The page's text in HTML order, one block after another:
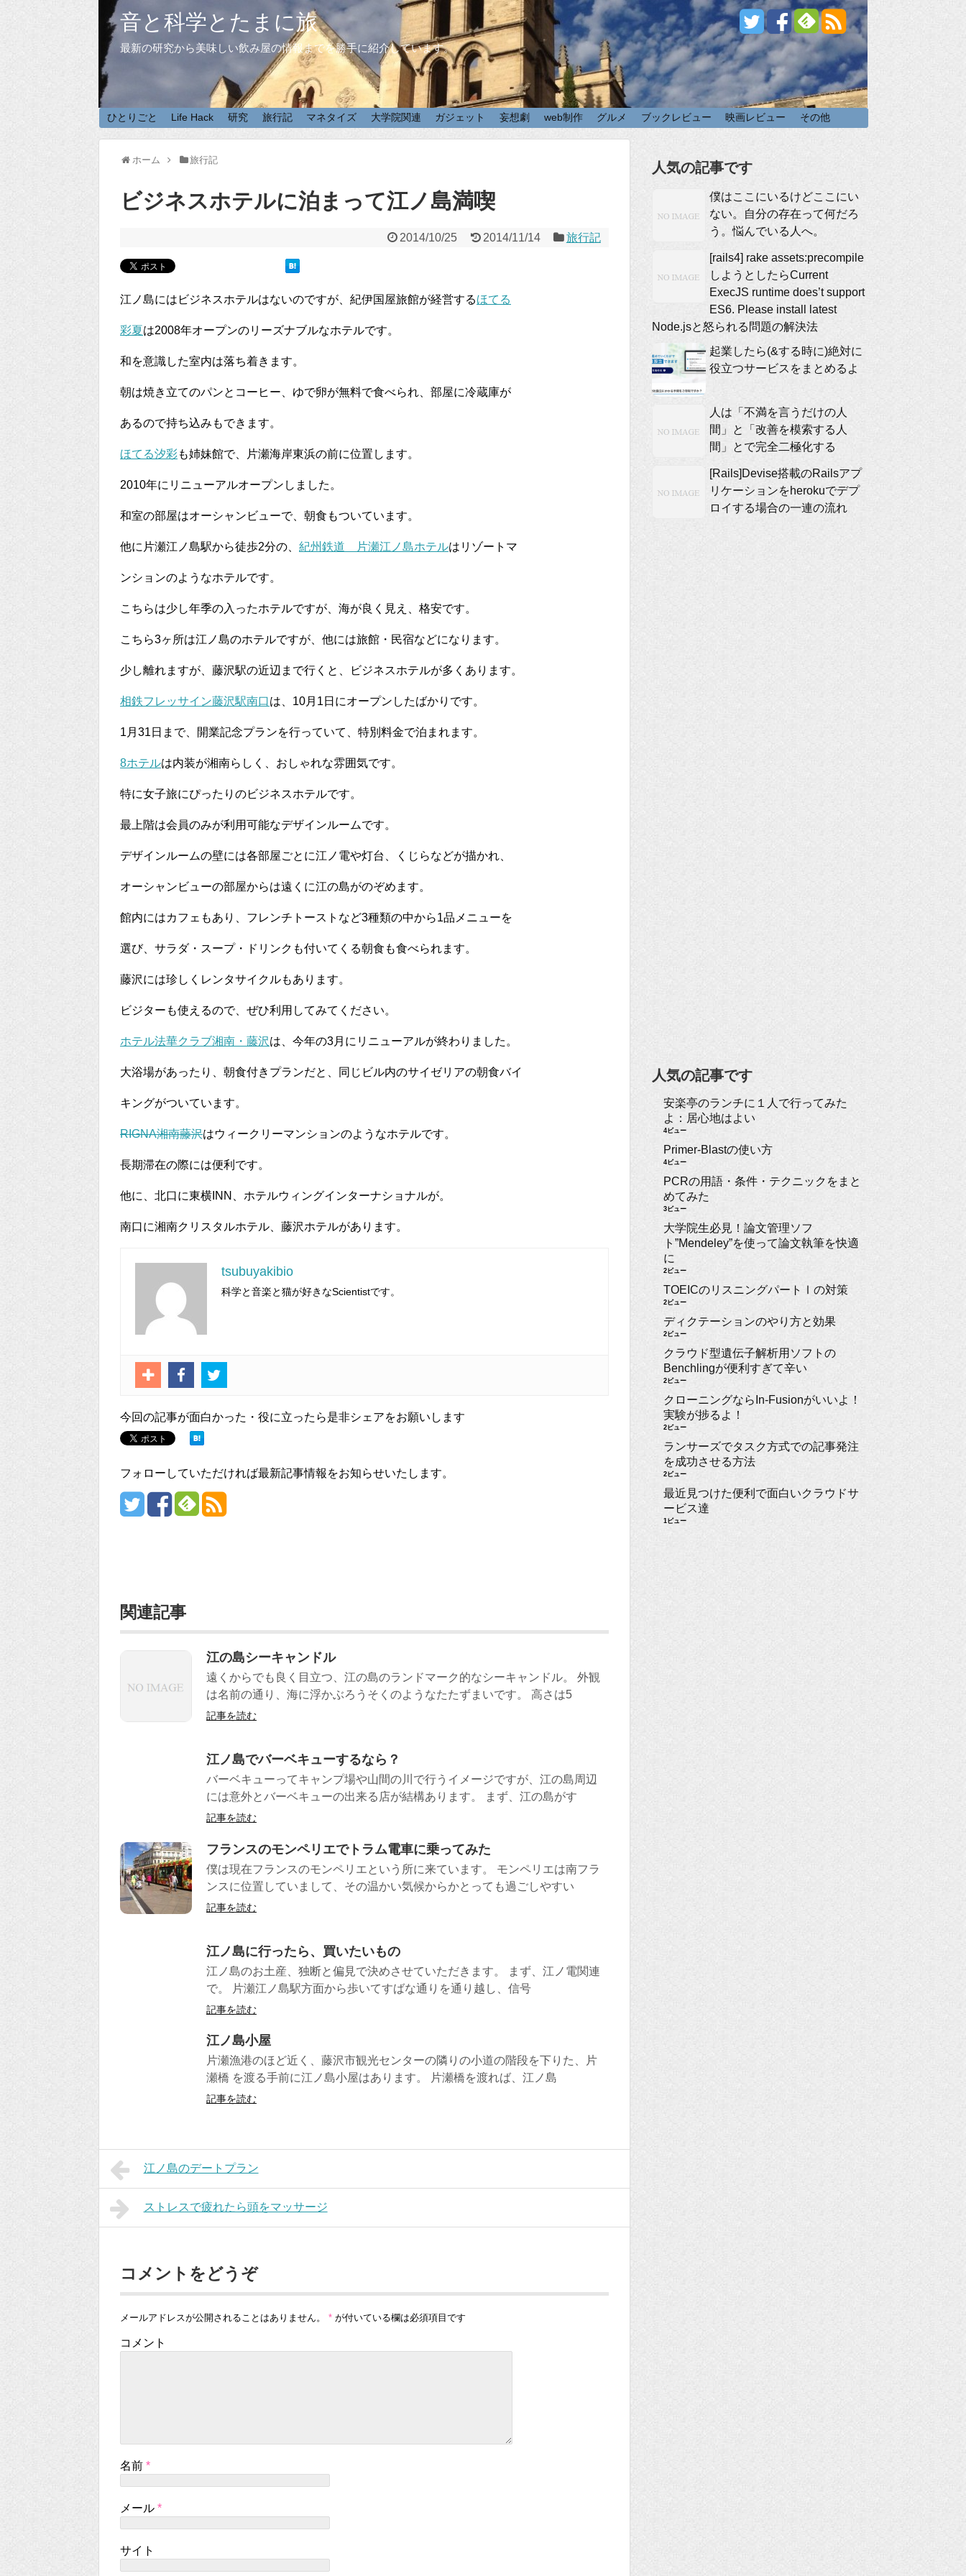
音と科学とたまに旅
最新の研究から美味しい飲み屋の情報までを勝手に紹介しています。
ひとりごと Life Hack 研究 旅行記 マネタイズ 大学院関連 ガジェット 妄想劇 web制作 グルメ ブックレビュー 映画レビュー その他
ホーム 旅行記
ビジネスホテルに泊まって江ノ島満喫
2014/10/25 2014/11/14 旅行記
江ノ島にはビジネスホテルはないのですが、紀伊国屋旅館が経営するほてる
彩夏は2008年オープンのリーズナブルなホテルです。
和を意識した室内は落ち着きます。
朝は焼き立てのパンとコーヒー、ゆで卵が無料で食べられ、部屋に冷蔵庫が
あるので持ち込みもできます。
ほてる汐彩も姉妹館で、片瀬海岸東浜の前に位置します。
2010年にリニューアルオープンしました。
和室の部屋はオーシャンビューで、朝食もついています。
他に片瀬江ノ島駅から徒歩2分の、 紀州鉄道 片瀬江ノ島ホテルはリゾートマ
ンションのようなホテルです。
こちらは少し年季の入ったホテルですが、海が良く見え、格安です。
こちら3ヶ所は江ノ島のホテルですが、他には旅館・民宿などになります。
少し離れますが、藤沢駅の近辺まで行くと、ビジネスホテルが多くあります。
相鉄フレッサイン藤沢駅南口は、10月1日にオープンしたばかりです。
1月31日まで、開業記念プランを行っていて、特別料金で泊まれます。
8ホテルは内装が湘南らしく、おしゃれな雰囲気です。
特に女子旅にぴったりのビジネスホテルです。
最上階は会員のみが利用可能なデザインルームです。
デザインルームの壁には各部屋ごとに江ノ電や灯台、くじらなどが描かれ、
オーシャンビューの部屋からは遠くに江の島がのぞめます。
館内にはカフェもあり、フレンチトーストなど3種類の中から1品メニューを
選び、サラダ・スープ・ドリンクも付いてくる朝食も食べられます。
藤沢には珍しくレンタサイクルもあります。
ビジターも使えるので、ぜひ利用してみてください。
ホテル法華クラブ湘南・藤沢は、今年の3月にリニューアルが終わりました。
大浴場があったり、朝食付きプランだと、同じビル内のサイゼリアの朝食バイ
キングがついています。
RIGNA湘南藤沢はウィークリーマンションのようなホテルです。
長期滞在の際には便利です。
他に、北口に東横INN、ホテルウィングインターナショナルが。
南口に湘南クリスタルホテル、藤沢ホテルがあります。
tsubuyakibio
科学と音楽と猫が好きなScientistです。
今回の記事が面白かった・役に立ったら是非シェアをお願いします
フォローしていただければ最新記事情報をお知らせいたします。
関連記事
江の島シーキャンドル
遠くからでも良く目立つ、江の島のランドマーク的なシーキャンドル。 外観
は名前の通り、海に浮かぶろうそくのようなたたずまいです。 高さは5
記事を読む
江ノ島でバーベキューするなら？
バーベキューってキャンプ場や山間の川で行うイメージですが、江の島周辺
には意外とバーベキューの出来る店が結構あります。 まず、江の島がす
記事を読む
フランスのモンペリエでトラム電車に乗ってみた
僕は現在フランスのモンペリエという所に来ています。 モンペリエは南フラ
ンスに位置していまして、その温かい気候からかとっても過ごしやすい
記事を読む
江ノ島に行ったら、買いたいもの
江ノ島のお土産、独断と偏見で決めさせていただきます。 まず、江ノ電関連
で。 片瀬江ノ島駅方面から歩いてすばな通りを通り越し、信号
記事を読む
江ノ島小屋
片瀬漁港のほど近く、藤沢市観光センターの隣りの小道の階段を下りた、片
瀬橋 を渡る手前に江ノ島小屋はあります。 片瀬橋を渡れば、江ノ島
記事を読む
江ノ島のデートプラン
ストレスで疲れたら頭をマッサージ
コメントをどうぞ
メールアドレスが公開されることはありません。 * が付いている欄は必須項目です
コメント
名前 *
メール *
サイト
人気の記事です
僕はここにいるけどここにい
ない。自分の存在って何だろ
う。悩んでいる人へ。
[rails4] rake assets:precompile
しようとしたらCurrent
ExecJS runtime does’t support
ES6. Please install latest
Node.jsと怒られる問題の解決法
起業したら(&する時に)絶対に
役立つサービスをまとめるよ
人は「不満を言うだけの人
間」と「改善を模索する人
間」とで完全二極化する
[Rails]Devise搭載のRailsアプ
リケーションをherokuでデプ
ロイする場合の一連の流れ
人気の記事です
安楽亭のランチに１人で行ってみた
よ：居心地はよい
4ビュー
Primer-Blastの使い方
4ビュー
PCRの用語・条件・テクニックをまと
めてみた
3ビュー
大学院生必見！論文管理ソフ
ト”Mendeley”を使って論文執筆を快適
に
2ビュー
TOEICのリスニングパートⅠの対策
2ビュー
ディクテーションのやり方と効果
2ビュー
クラウド型遺伝子解析用ソフトの
Benchlingが便利すぎて辛い
2ビュー
クローニングならIn-Fusionがいいよ！
実験が捗るよ！
2ビュー
ランサーズでタスク方式での記事発注
を成功させる方法
2ビュー
最近見つけた便利で面白いクラウドサ
ービス達
1ビュー